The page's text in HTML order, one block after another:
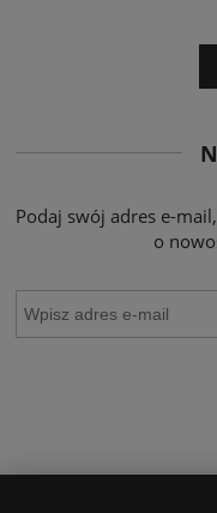
Podaj swój adres e-
o